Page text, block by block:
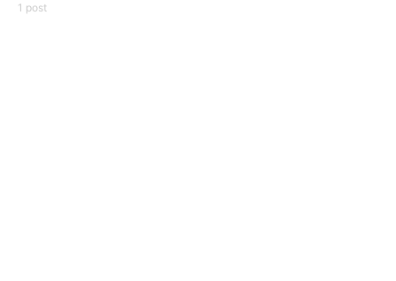
1 post